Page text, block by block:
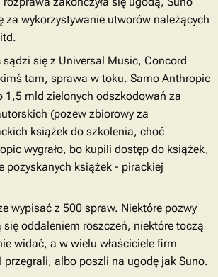
za wykorzystywanie utworów należących
się z Universal Music, Concord
tam, sprawa w toku. Samo Anthropic
1,5 mld zielonych odszkodowań za
(pozew zbiorowy za
książek do szkolenia, choć
wygrało, bo kupili dostęp do książek,
pozyskanych książek - pirackiej
wypisać z 500 spraw. Niektóre pozwy
się oddaleniem roszczeń, niektóre toczą
widać, a w wielu właściciele firm
przegrali, albo poszli na ugodę jak Suno.